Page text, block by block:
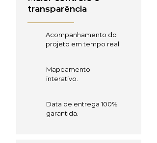
transparência
Acompanhamento do
projeto em tempo real.
Mapeamento
interativo.
Data de entrega 100%
garantida.